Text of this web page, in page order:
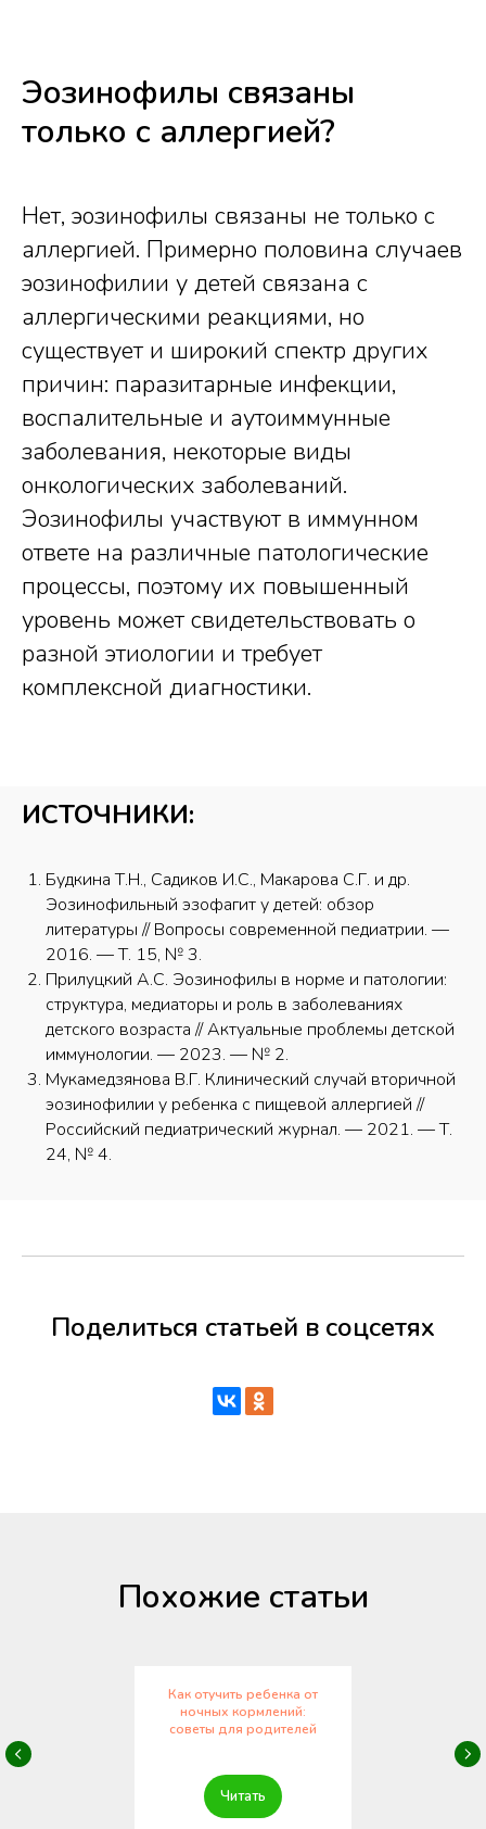
Эозинофилы связаны
только с аллергией?
Нет, эозинофилы связаны не только с
аллергией. Примерно половина случаев
эозинофилии у детей связана с
аллергическими реакциями, но
существует и широкий спектр других
причин: паразитарные инфекции,
воспалительные и аутоиммунные
заболевания, некоторые виды
онкологических заболеваний.
Эозинофилы участвуют в иммунном
ответе на различные патологические
процессы, поэтому их повышенный
уровень может свидетельствовать о
разной этиологии и требует
комплексной диагностики.
ИСТОЧНИКИ:
Будкина Т.Н., Садиков И.С., Макарова С.Г. и др.
Эозинофильный эзофагит у детей: обзор
литературы // Вопросы современной педиатрии. —
2016. — Т. 15, № 3.
Прилуцкий А.С. Эозинофилы в норме и патологии:
структура, медиаторы и роль в заболеваниях
детского возраста // Актуальные проблемы детской
иммунологии. — 2023. — № 2.
Мукамедзянова В.Г. Клинический случай вторичной
эозинофилии у ребенка с пищевой аллергией //
Российский педиатрический журнал. — 2021. — Т.
24, № 4.
Поделиться статьей в соцсетях
Похожие статьи
Как отучить ребенка от
ночных кормлений:
советы для родителей
Читать